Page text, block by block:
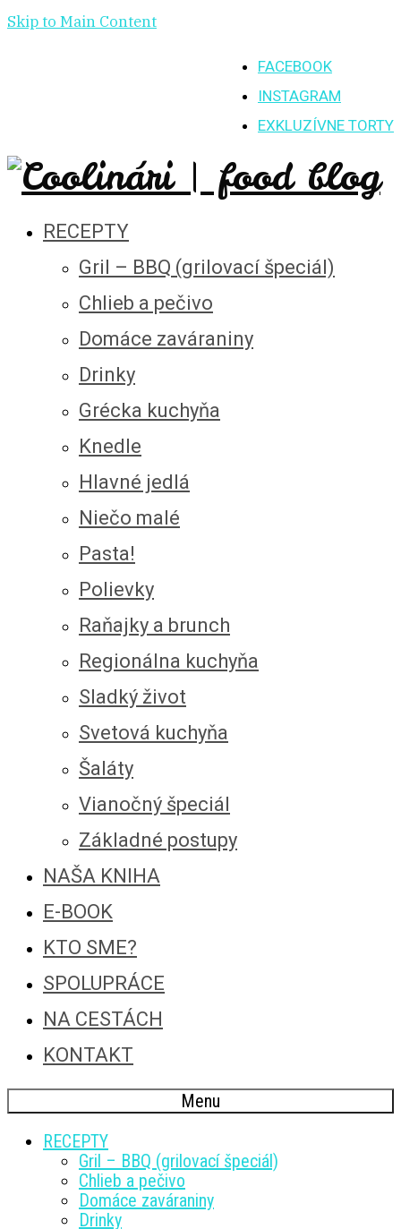
Skip to Main Content
FACEBOOK
INSTAGRAM
EXKLUZÍVNE TORTY
RECEPTY
Gril – BBQ (grilovací špeciál)
Chlieb a pečivo
Domáce zaváraniny
Drinky
Grécka kuchyňa
Knedle
Hlavné jedlá
Niečo malé
Pasta!
Polievky
Raňajky a brunch
Regionálna kuchyňa
Sladký život
Svetová kuchyňa
Šaláty
Vianočný špeciál
Základné postupy
NAŠA KNIHA
E-BOOK
KTO SME?
SPOLUPRÁCE
NA CESTÁCH
KONTAKT
Menu
RECEPTY
Gril – BBQ (grilovací špeciál)
Chlieb a pečivo
Domáce zaváraniny
Drinky